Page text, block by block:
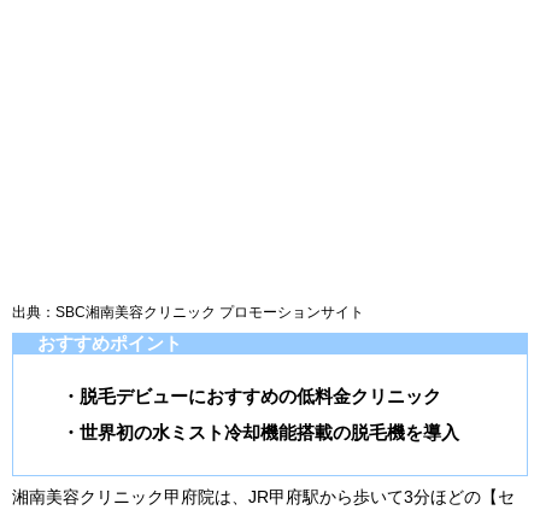
出典：SBC湘南美容クリニック プロモーションサイト
おすすめポイント
・脱毛デビューにおすすめの低料金クリニック
・世界初の水ミスト冷却機能搭載の脱毛機を導入
湘南美容クリニック甲府院は、JR甲府駅から歩いて3分ほどの【セ